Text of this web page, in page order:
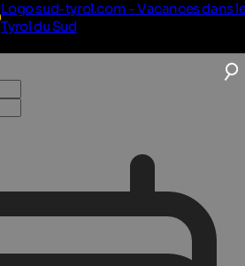
Logo sud-tyrol.com - Vacances dans
Tyrol du Sud